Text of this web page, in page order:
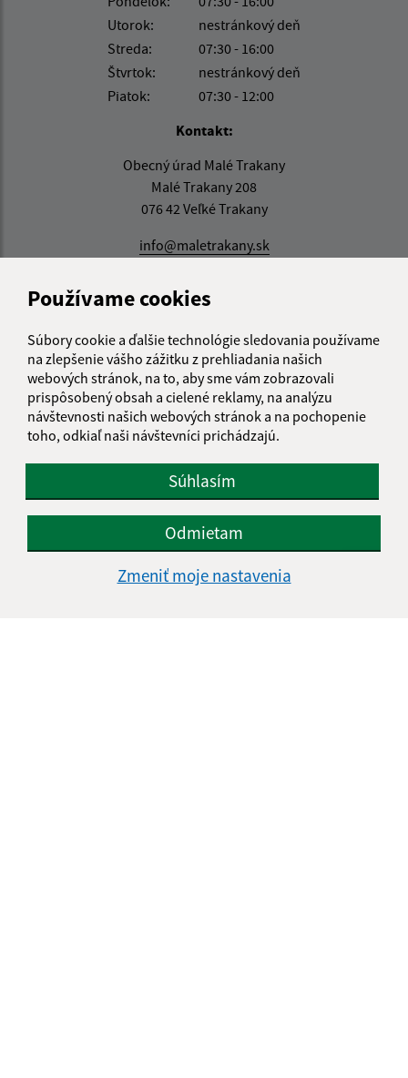
Používame cookies
Súbory cookie a ďalšie technológie sledovania používame
na zlepšenie vášho zážitku z prehliadania našich
webových stránok, na to, aby sme vám zobrazovali
prispôsobený obsah a cielené reklamy, na analýzu
návštevnosti našich webových stránok a na pochopenie
toho, odkiaľ naši návštevníci prichádzajú.
Súhlasím
Odmietam
Zmeniť moje nastavenia
Utorok:
nestránkový deň
Streda:
07:30 - 16:00
Štvrtok:
nestránkový deň
Piatok:
07:30 - 12:00
Kontakt:
Obecný úrad Malé Trakany
Malé Trakany 208
076 42 Veľké Trakany
info@maletrakany.sk
IČO: 00331716